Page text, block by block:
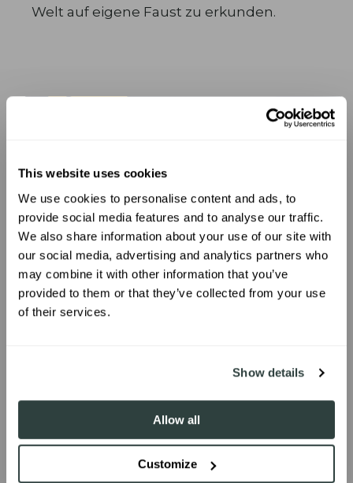
This website uses cookies
We use cookies to personalise content and ads, to
provide social media features and to analyse our traffic.
We also share information about your use of our site with
our social media, advertising and analytics partners who
may combine it with other information that you’ve
provided to them or that they’ve collected from your use
of their services.
Show details
Allow all
Customize
Welt auf eigene Faust zu erkunden.
Keine Einschränkungen
UNLOCK 10% OFF
Sign up to receive 10% off your first
order.